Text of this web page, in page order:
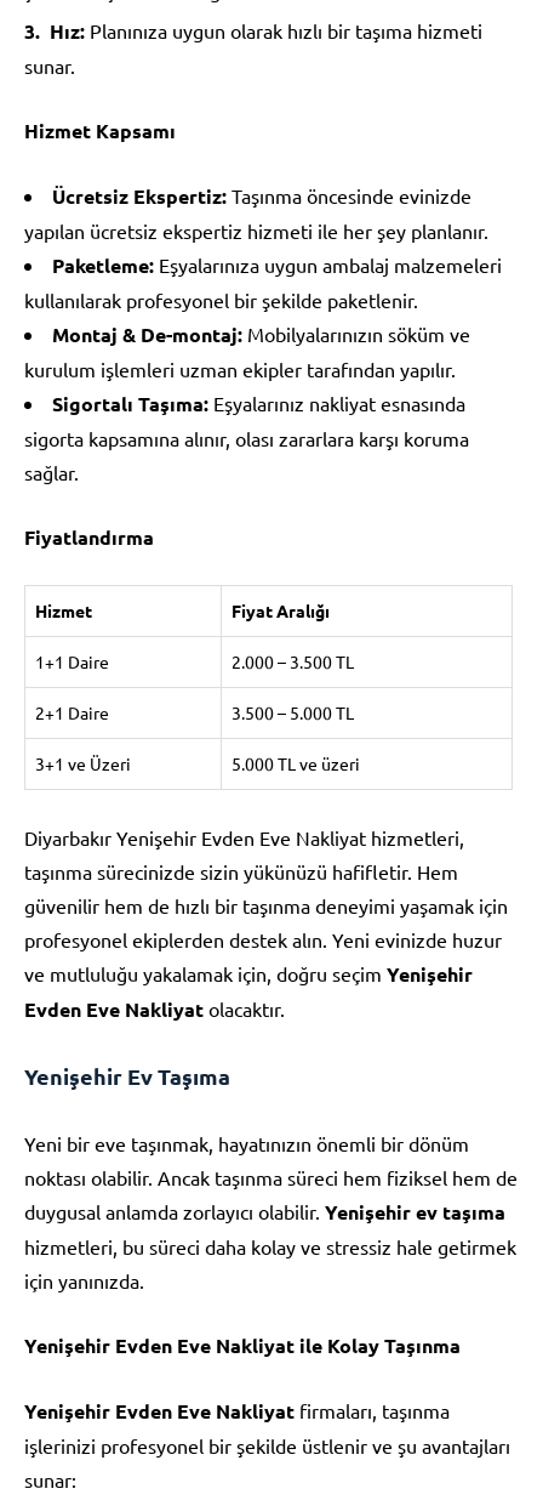
Hız: Planınıza uygun olarak hızlı bir taşıma hizmeti
sunar.
Hizmet Kapsamı
Ücretsiz Ekspertiz: Taşınma öncesinde evinizde
yapılan ücretsiz ekspertiz hizmeti ile her şey planlanır.
Paketleme: Eşyalarınıza uygun ambalaj malzemeleri
kullanılarak profesyonel bir şekilde paketlenir.
Montaj & De-montaj: Mobilyalarınızın söküm ve
kurulum işlemleri uzman ekipler tarafından yapılır.
Sigortalı Taşıma: Eşyalarınız nakliyat esnasında
sigorta kapsamına alınır, olası zararlara karşı koruma
sağlar.
Fiyatlandırma
Hizmet Fiyat Aralığı
1+1 Daire 2.000 – 3.500 TL
2+1 Daire 3.500 – 5.000 TL
3+1 ve Üzeri 5.000 TL ve üzeri
Diyarbakır Yenişehir Evden Eve Nakliyat hizmetleri,
taşınma sürecinizde sizin yükünüzü hafifletir. Hem
güvenilir hem de hızlı bir taşınma deneyimi yaşamak için
profesyonel ekiplerden destek alın. Yeni evinizde huzur
ve mutluluğu yakalamak için, doğru seçim Yenişehir
Evden Eve Nakliyat olacaktır.
Yenişehir Ev Taşıma
Yeni bir eve taşınmak, hayatınızın önemli bir dönüm
noktası olabilir. Ancak taşınma süreci hem fiziksel hem de
duygusal anlamda zorlayıcı olabilir. Yenişehir ev taşıma
hizmetleri, bu süreci daha kolay ve stressiz hale getirmek
için yanınızda.
Yenişehir Evden Eve Nakliyat ile Kolay Taşınma
Yenişehir Evden Eve Nakliyat firmaları, taşınma
işlerinizi profesyonel bir şekilde üstlenir ve şu avantajları
sunar: